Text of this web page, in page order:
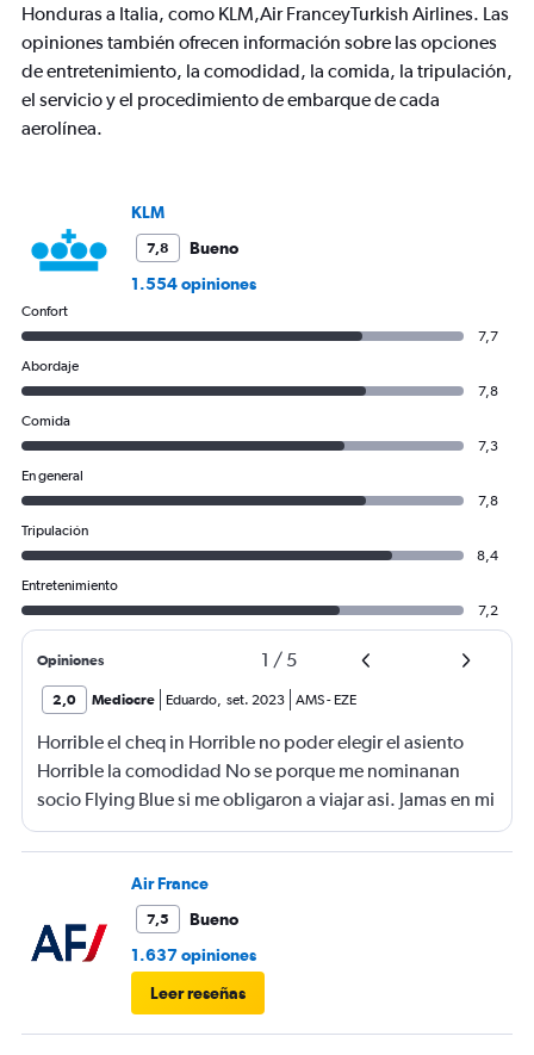
1
Y
axis
displaying
Range:
Honduras a Italia, como KLM,Air FranceyTurkish Airlines. Las
opiniones también ofrecen información sobre las opciones
de entretenimiento, la comodidad, la comida, la tripulación,
el servicio y el procedimiento de embarque de cada
aerolínea.
KLM
7,8
Bueno
1.554 opiniones
Confort
7,7
Abordaje
7,8
Comida
7,3
En general
7,8
Tripulación
8,4
Entretenimiento
7,2
Opiniones 1 / 5
2,0 Mediocre Eduardo, set. 2023 AMS- EZE
Horrible el cheq in Horrible no poder elegir el asiento
Horrible la comodidad No se porque me nominanan
socio Flying Blue si me obligaron a viajar asi. Jamas en mi
vida viaje tan mal
Air France
7,5
Bueno
1.637 opiniones
Leer reseñas